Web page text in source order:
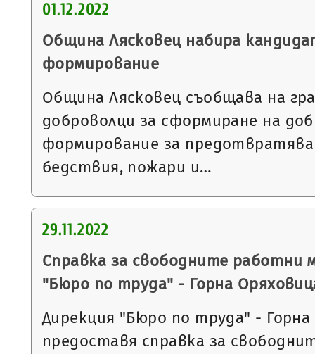
01.12.2022
Община Лясковец набира
формирование
Община Лясковец съобщава на
доброволци за сформиране на
формирование за
бедствия, пожари и…
29.11.2022
Справка за свободните работни
"Бюро по труда" - Горна
Дирекция "Бюро по труда" -
предоставя справка за